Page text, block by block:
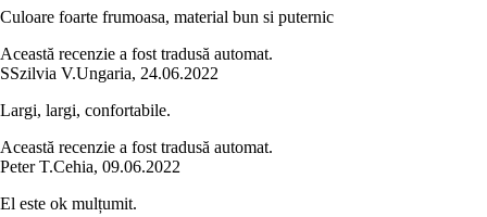
Culoare foarte frumoasa, material bun si puternic
Această recenzie a fost tradusă automat.
SSzilvia V.Ungaria, 24.06.2022
Largi, largi, confortabile.
Această recenzie a fost tradusă automat.
Peter T.Cehia, 09.06.2022
El este ok mulțumit.